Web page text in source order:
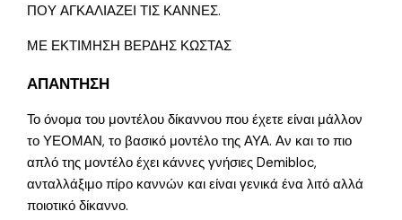
ΠΟΥ ΑΓΚΑΛΙΑΖΕΙ ΤΙΣ ΚΑΝΝΕΣ.
ΜΕ ΕΚΤΙΜΗΣΗ ΒΕΡΔΗΣ ΚΩΣΤΑΣ
ΑΠΑΝΤΗΣΗ
Το όνομα του μοντέλου δίκαννου που έχετε είναι μάλλον
το ΥΕΟΜΑΝ, το βασικό μοντέλο της ΑΥΑ. Αν και το πιο
απλό της μοντέλο έχει κάννες γνήσιες Demibloc,
ανταλλάξιμο πίρο καννών και είναι γενικά ένα λιτό αλλά
ποιοτικό δίκαννο.